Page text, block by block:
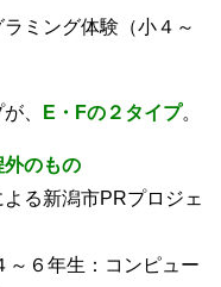
ミング体験（小４～
、 E・Fの２タイプ。
外のもの
る新潟市PRプロジェ
～６年生：コンピュー